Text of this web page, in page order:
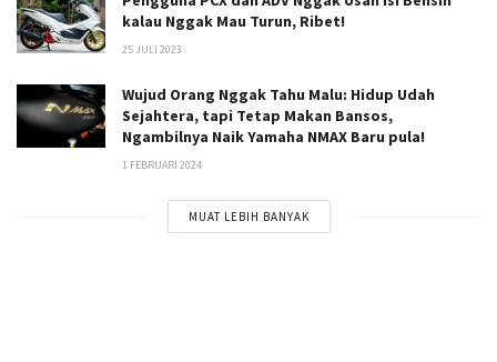
kalau Nggak Mau Turun, Ribet!
25 JULI 2023
Wujud Orang Nggak Tahu Malu: Hidup Udah
Sejahtera, tapi Tetap Makan Bansos,
Ngambilnya Naik Yamaha NMAX Baru pula!
1 FEBRUARI 2024
MUAT LEBIH BANYAK